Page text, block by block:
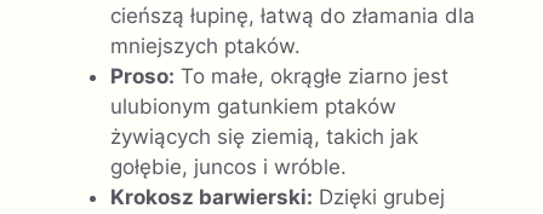
cieńszą łupinę, łatwą do złamania dla
mniejszych ptaków.
Proso: To małe, okrągłe ziarno jest
ulubionym gatunkiem ptaków
żywiących się ziemią, takich jak
gołębie, juncos i wróble.
Krokosz barwierski: Dzięki grubej